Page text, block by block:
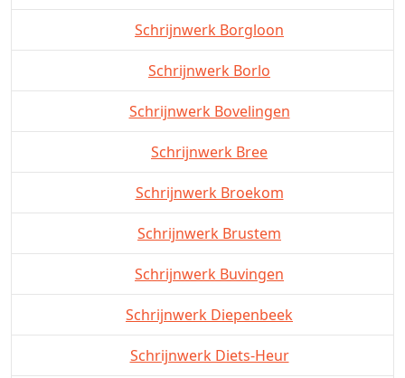
Schrijnwerk Borgloon
Schrijnwerk Borlo
Schrijnwerk Bovelingen
Schrijnwerk Bree
Schrijnwerk Broekom
Schrijnwerk Brustem
Schrijnwerk Buvingen
Schrijnwerk Diepenbeek
Schrijnwerk Diets-Heur